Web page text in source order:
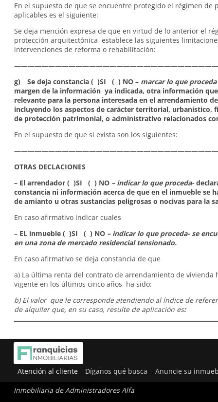
En el supuesto de que se encuentre protegido el régimen de
aplicables es el siguiente:
Se deja mención expresa de que en virtud de lo anterior el
protección arquitectónica establece las siguientes
intervenciones de reforma o rehabilitación:
g) Se deja constancia ( )SI ( ) NO – marcar lo que proceda
margen de la información ya indicada, otra información
relevante para la persona interesada en el arrendamiento
incluyendo los aspectos de carácter territorial, urbanístico,
de protección patrimonial, o administrativo relacionados
En el supuesto de que si exista son los siguientes:
OTRAS DECLACIONES
– El arrendador ( )SI ( ) NO – indicar lo que proceda-
constancia ni información acerca de que en el inmueble se
de amianto u otras sustancias peligrosas o nocivas para la
En caso afirmativo indicar cuales
– EL inmueble ( )SI ( ) NO – indicar lo que proceda- se
en una zona de mercado residencial tensionado.
En caso afirmativo se deja constancia de que
a) La última renta del contrato de arrendamiento de vivienda
vigente en los últimos cinco años ha sido:
b) El valor que le corresponde atendiendo al índice de
de alquiler que, en su caso, resulte de aplicación es:
Atención al cliente Díganos qué busca Anuncie su
Inmobiliaria de Administradores Alfa